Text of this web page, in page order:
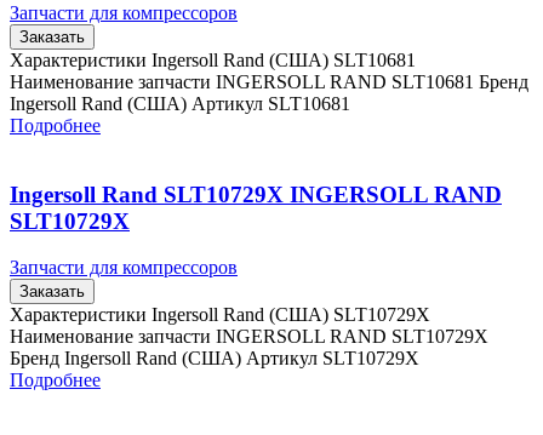
Запчасти для компрессоров
Заказать
Характеристики Ingersoll Rand (США) SLT10681
Наименование запчасти INGERSOLL RAND SLT10681 Бренд
Ingersoll Rand (США) Артикул SLT10681
Подробнее
Ingersoll Rand SLT10729X INGERSOLL RAND
SLT10729X
Запчасти для компрессоров
Заказать
Характеристики Ingersoll Rand (США) SLT10729X
Наименование запчасти INGERSOLL RAND SLT10729X
Бренд Ingersoll Rand (США) Артикул SLT10729X
Подробнее